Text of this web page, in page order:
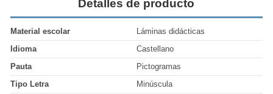
Detalles de producto
Material escolar
Láminas didácticas
Idioma
Castellano
Pauta
Pictogramas
Tipo Letra
Minúscula